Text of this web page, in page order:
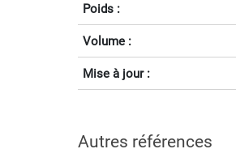
Poids :
Volume :
Mise à jour :
Autres références